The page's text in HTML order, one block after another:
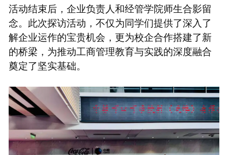
活动结束后，企业负责人和经管学院师生合影留
念。此次探访活动，不仅为同学们提供了深入了
解企业运作的宝贵机会，更为校企合作搭建了新
的桥梁，为推动工商管理教育与实践的深度融合
奠定了坚实基础。